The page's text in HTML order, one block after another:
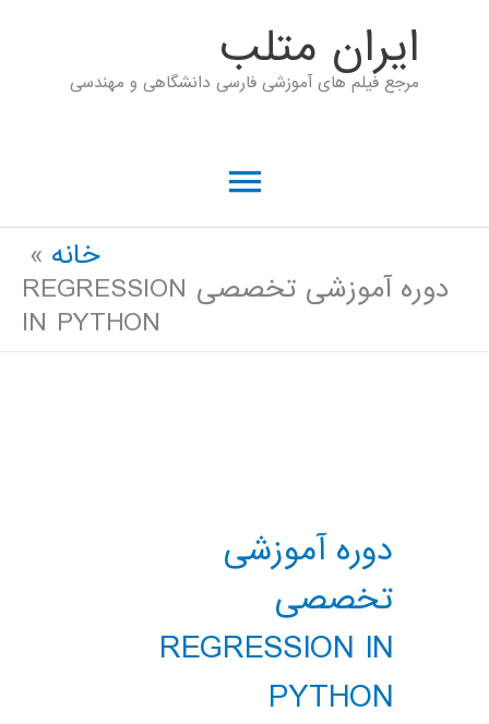
ايران متلب
مرجع فیلم های آموزشی فارسی دانشگاهی و مهندسی
فهرست
خانه
دوره آموزشی تخصصی REGRESSION
IN PYTHON
دوره آموزشی
تخصصی
REGRESSION IN
PYTHON